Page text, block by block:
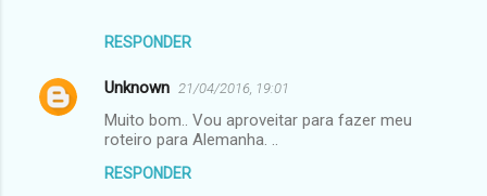
RESPONDER
Unknown 21/04/2016, 19:01
Muito bom.. Vou aproveitar para fazer meu
roteiro para Alemanha. ..
RESPONDER